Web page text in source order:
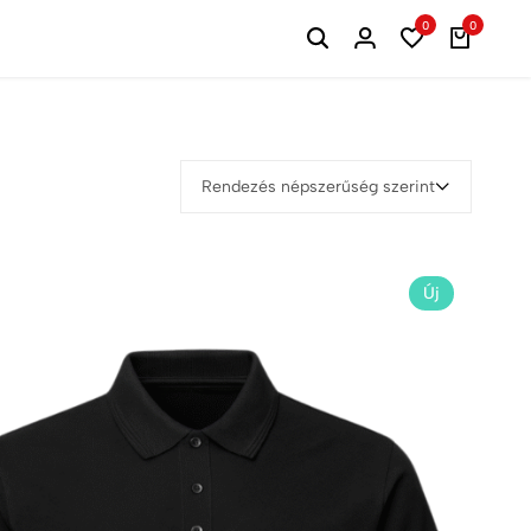
0 0
Rendezés népszerűség szerint
Új